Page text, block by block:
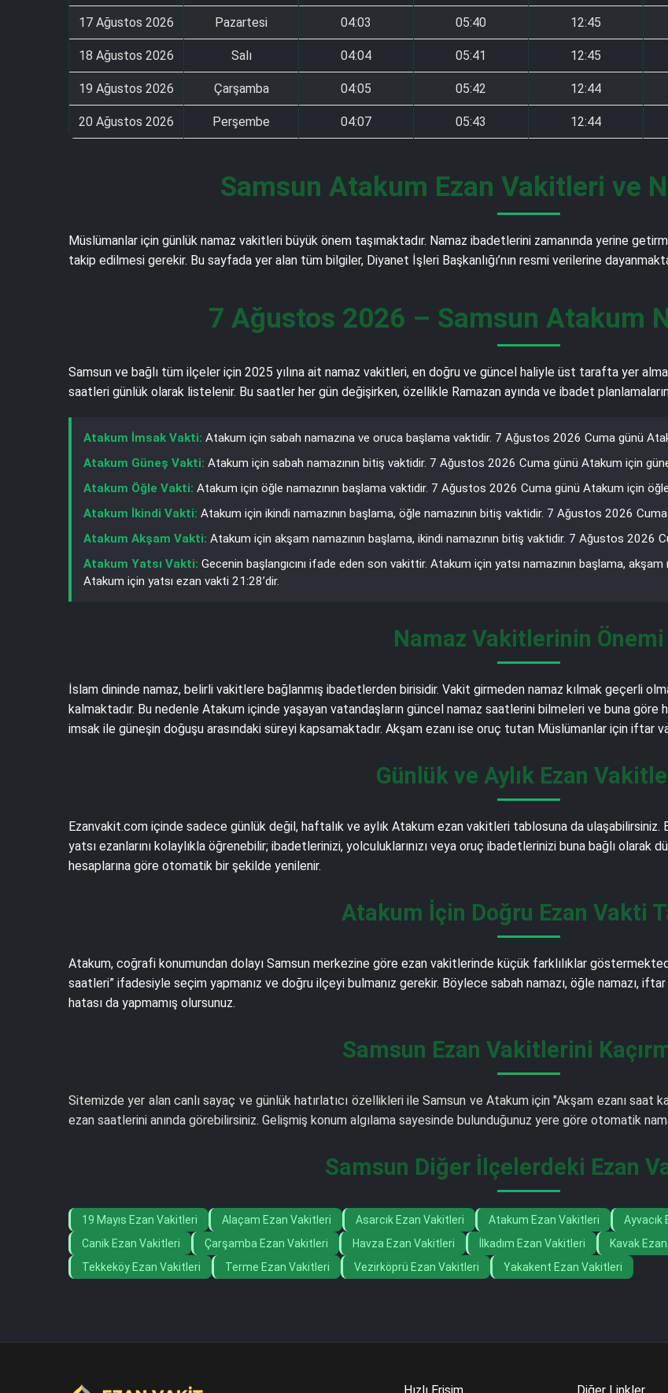
17 Ağustos 2026 Pazartesi 04:03 05:40 12:45
18 Ağustos 2026 Salı 04:04 05:41 12:45
19 Ağustos 2026 Çarşamba 04:05 05:42 12:44
20 Ağustos 2026 Perşembe 04:07 05:43 12:44
Samsun Atakum Ezan Vakitleri ve
Müslümanlar için günlük namaz vakitleri büyük önem taşımaktadır. Namaz ibadetlerini zamanında yerine
takip edilmesi gerekir. Bu sayfada yer alan tüm bilgiler, Diyanet İşleri Başkanlığı’nın resmi verilerine
7 Ağustos 2026 – Samsun Atakum
Samsun ve bağlı tüm ilçeler için 2025 yılına ait namaz vakitleri, en doğru ve güncel haliyle üst tarafta yer
saatleri günlük olarak listelenir. Bu saatler her gün değişirken, özellikle Ramazan ayında ve ibadet
Atakum İmsak Vakti: Atakum için sabah namazına ve oruca başlama vaktidir. 7 Ağustos 2026 Cuma günü
Atakum Güneş Vakti: Atakum için sabah namazının bitiş vaktidir. 7 Ağustos 2026 Cuma günü Atakum için
Atakum Öğle Vakti: Atakum için öğle namazının başlama vaktidir. 7 Ağustos 2026 Cuma günü Atakum için
Atakum İkindi Vakti: Atakum için ikindi namazının başlama, öğle namazının bitiş vaktidir. 7 Ağustos 2026
Atakum Akşam Vakti: Atakum için akşam namazının başlama, ikindi namazının bitiş vaktidir. 7 Ağustos 2026
Atakum Yatsı Vakti: Gecenin başlangıcını ifade eden son vakittir. Atakum için yatsı namazının başlama,
Atakum için yatsı ezan vakti 21:28’dir.
Namaz Vakitlerinin Önemi
İslam dininde namaz, belirli vakitlere bağlanmış ibadetlerden birisidir. Vakit girmeden namaz kılmak geçerli
kalmaktadır. Bu nedenle Atakum içinde yaşayan vatandaşların güncel namaz saatlerini bilmeleri ve buna
imsak ile güneşin doğuşu arasındaki süreyi kapsamaktadır. Akşam ezanı ise oruç tutan Müslümanlar için iftar
Günlük ve Aylık Ezan
Ezanvakit.com içinde sadece günlük değil, haftalık ve aylık Atakum ezan vakitleri tablosuna da
yatsı ezanlarını kolaylıkla öğrenebilir; ibadetlerinizi, yolculuklarınızı veya oruç ibadetlerinizi buna bağlı olarak
hesaplarına göre otomatik bir şekilde yenilenir.
Atakum İçin Doğru Ezan Vakti
Atakum, coğrafi konumundan dolayı Samsun merkezine göre ezan vakitlerinde küçük farklılıklar
saatleri” ifadesiyle seçim yapmanız ve doğru ilçeyi bulmanız gerekir. Böylece sabah namazı, öğle namazı,
hatası da yapmamış olursunuz.
Samsun Ezan Vakitlerini
Sitemizde yer alan canlı sayaç ve günlük hatırlatıcı özellikleri ile Samsun ve Atakum için "Akşam ezanı saat
ezan saatlerini anında görebilirsiniz. Gelişmiş konum algılama sayesinde bulunduğunuz yere göre otomatik
Samsun Diğer İlçelerdeki Ezan
19 Mayıs Ezan Vakitleri Alaçam Ezan Vakitleri Asarcık Ezan Vakitleri Atakum Ezan Vakitleri Ayvacık
Canik Ezan Vakitleri
Çarşamba Ezan Vakitleri Havza Ezan Vakitleri İlkadım Ezan Vakitleri Kavak
Tekkeköy Ezan Vakitleri
Terme Ezan Vakitleri Vezirköprü Ezan Vakitleri Yakakent Ezan Vakitleri